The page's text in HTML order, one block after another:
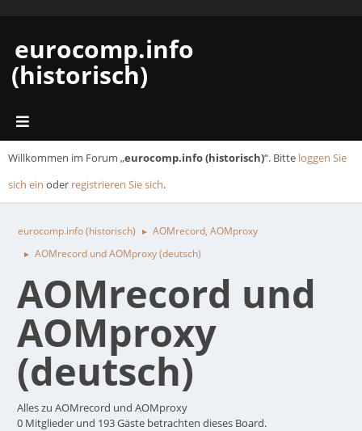
eurocomp.info
(historisch)
Willkommen im Forum „eurocomp.info (historisch)“. Bitte loggen Sie
sich ein oder registrieren Sie sich.
eurocomp.info (historisch) ► AOMrecord, AOMproxy
► AOMrecord und AOMproxy (deutsch)
AOMrecord und
AOMproxy
(deutsch)
Alles zu AOMrecord und AOMproxy
0 Mitglieder und 193 Gäste betrachten dieses Board.